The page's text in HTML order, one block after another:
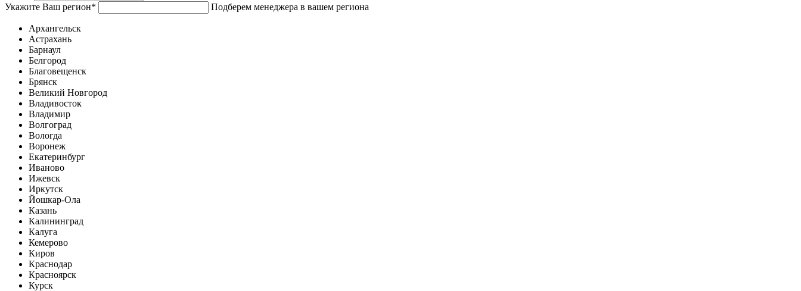
Укажите Ваш регион* Подберем менеджера в вашем региона
Архангельск
Астрахань
Барнаул
Белгород
Благовещенск
Брянск
Великий Новгород
Владивосток
Владимир
Волгоград
Вологда
Воронеж
Екатеринбург
Иваново
Ижевск
Иркутск
Йошкар-Ола
Казань
Калининград
Калуга
Кемерово
Киров
Краснодар
Красноярск
Курск